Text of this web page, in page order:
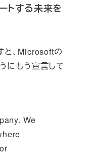
トする未来を
と、Microsoftの
にもう宣言して
We